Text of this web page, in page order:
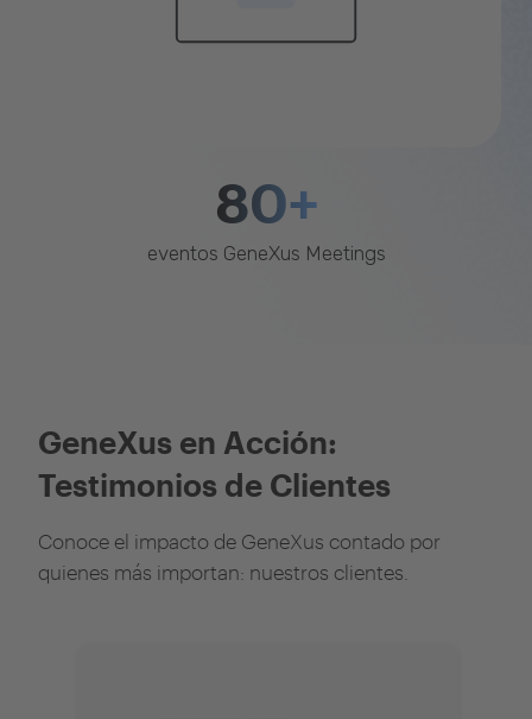
80+
eventos GeneXus Meetings
GeneXus en Acción:
Testimonios de Clientes
Conoce el impacto de GeneXus contado por
quienes más importan: nuestros clientes.